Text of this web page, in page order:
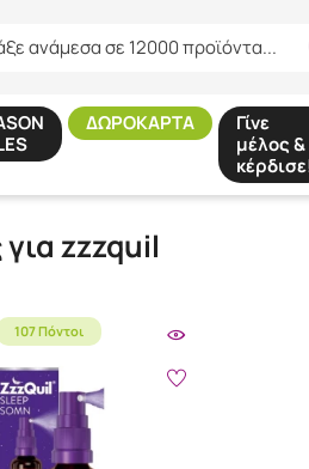
ανάμεσα σε 12000 προϊόντα...
ΔΩΡΟΚΑΡΤΑ
Γίνε
μέλος &
zzzquil
107 Πόντοι